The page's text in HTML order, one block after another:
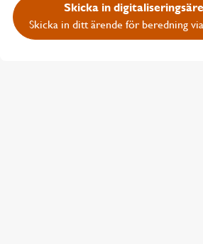
Skicka in
Skicka in ditt ärende för beredning